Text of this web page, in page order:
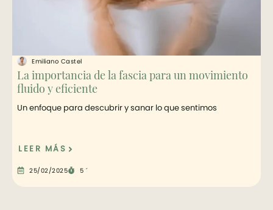
Emiliano Castel
La importancia de la fascia para un movimiento
fluido y eficiente
Un enfoque para descubrir y sanar lo que sentimos
LEER MÁS
25/02/2025 5 ´